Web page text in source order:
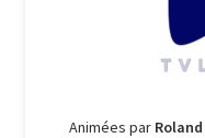
Animées par